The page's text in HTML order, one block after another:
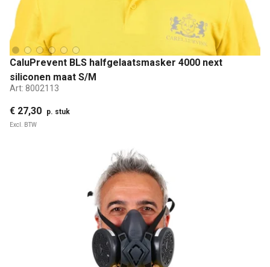
CaluPrevent BLS halfgelaatsmasker 4000 next
siliconen maat S/M
Art: 8002113
€ 27,30 p. stuk
Excl. BTW